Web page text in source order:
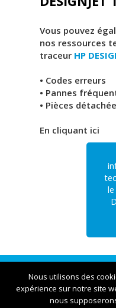
Vous pouvez
nos ressources
traceur HP
• Codes erreurs
• Pannes
• Pièces
En cliquant ici
Traceur Lyon | 23bis rue Victor
Nous utilisons des
expérience sur notre site
nous